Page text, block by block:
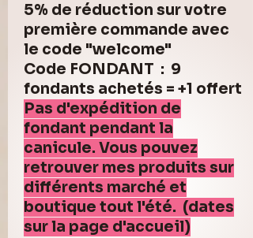
5% de réduction sur votre
première commande avec
le code "welcome"
Code FONDANT : 9
fondants achetés = +1 offert
Pas d'expédition de
fondant pendant la
canicule. Vous pouvez
retrouver mes produits sur
différents marché et
boutique tout l'été. (dates
sur la page d'accueil)